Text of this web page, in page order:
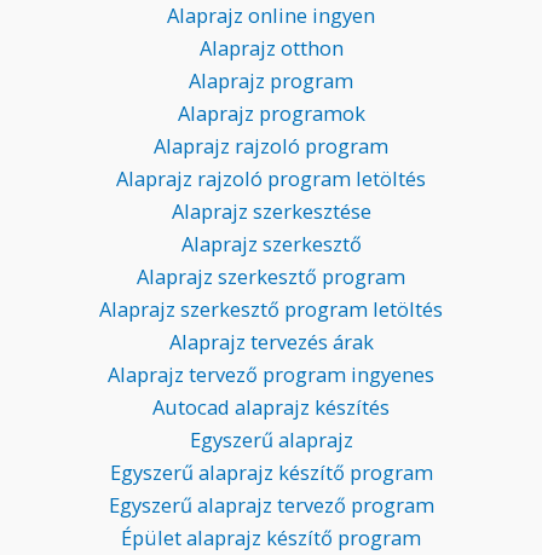
Alaprajz online ingyen
Alaprajz otthon
Alaprajz program
Alaprajz programok
Alaprajz rajzoló program
Alaprajz rajzoló program letöltés
Alaprajz szerkesztése
Alaprajz szerkesztő
Alaprajz szerkesztő program
Alaprajz szerkesztő program letöltés
Alaprajz tervezés árak
Alaprajz tervező program ingyenes
Autocad alaprajz készítés
Egyszerű alaprajz
Egyszerű alaprajz készítő program
Egyszerű alaprajz tervező program
Épület alaprajz készítő program